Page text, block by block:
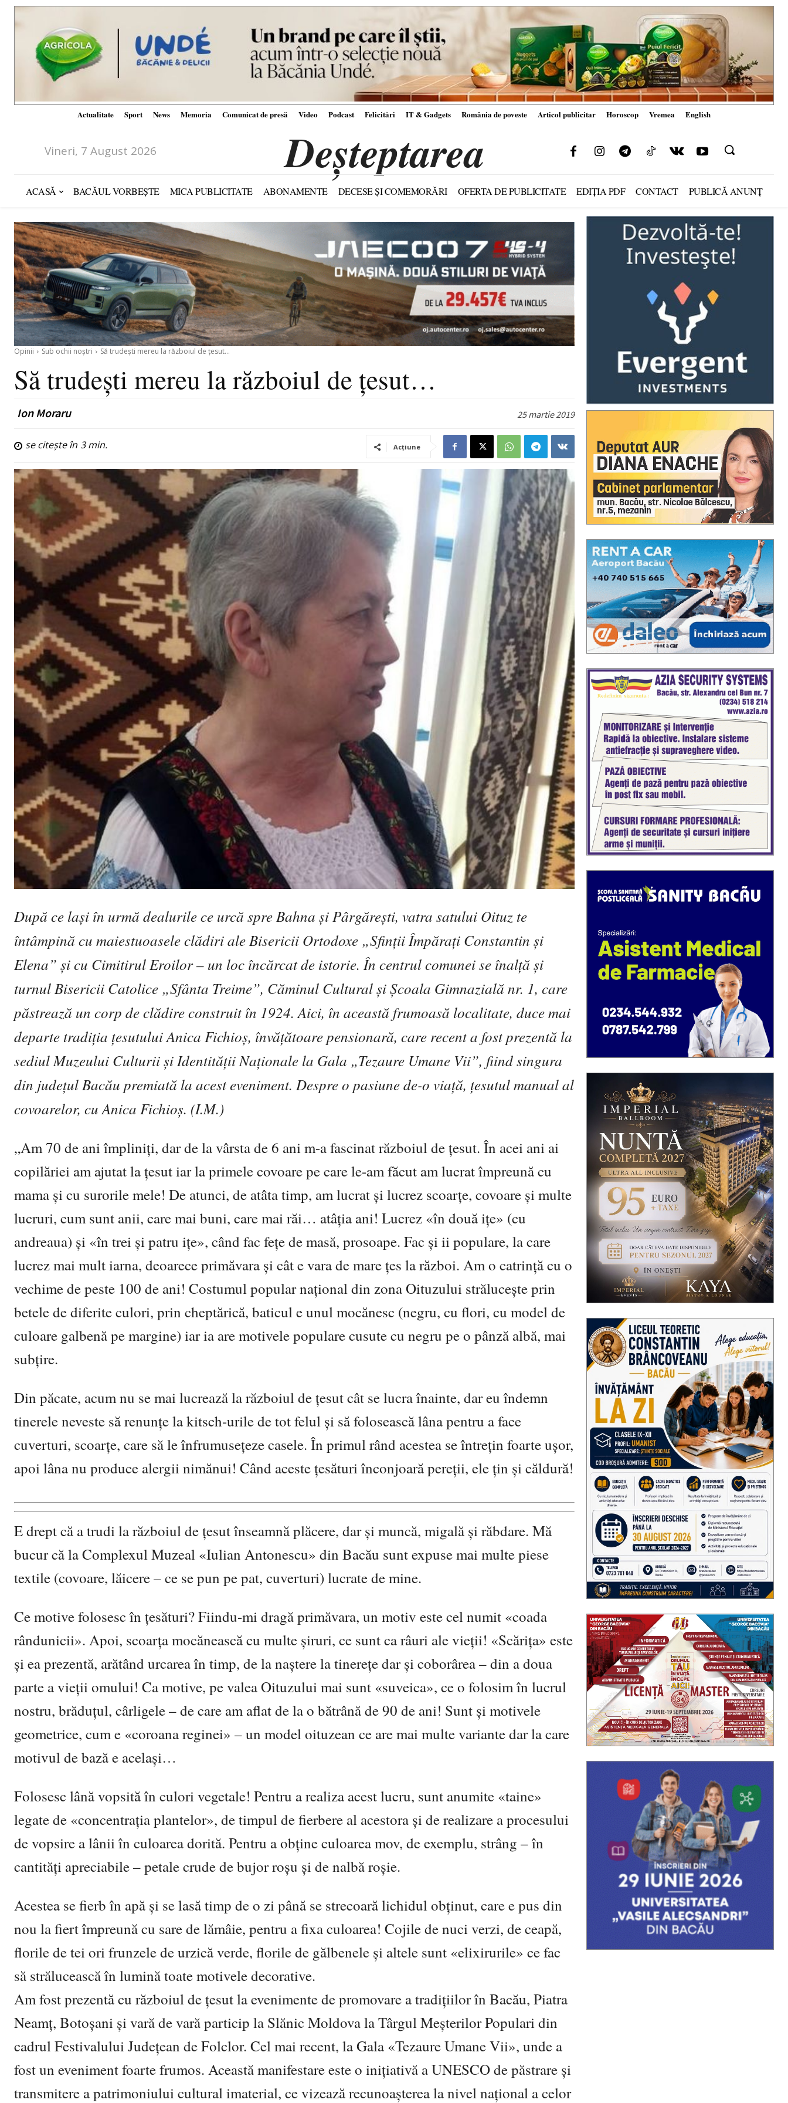
Actualitate Sport News Memoria Comunicat de presă Video Podcast Felicitări IT & Gadgets România de poveste Articol publicitar Horoscop Vremea English
Vineri, 7 August 2026 Deșteptarea
ACASĂ BACĂUL VORBEȘTE MICA PUBLICITATE ABONAMENTE DECESE ȘI COMEMORĂRI OFERTA DE PUBLICITATE EDIȚIA PDF CONTACT PUBLICĂ ANUNȚ
Opinii Sub ochii noștri Să trudești mereu la războiul de țesut…
Să trudești mereu la războiul de țesut…
Ion Moraru 25 martie 2019
se citește în 3min. Acțiune
După ce lași în urmă dealurile ce urcă spre Bahna și Pârgărești, vatra satului Oituz te
întâmpină cu maiestuoasele clădiri ale Bisericii Ortodoxe „Sfinții Împărați Constantin și
Elena” și cu Cimitirul Eroilor – un loc încărcat de istorie. În centrul comunei se înalță și
turnul Bisericii Catolice „Sfânta Treime”, Căminul Cultural și Școala Gimnazială nr. 1, care
păstrează un corp de clădire construit în 1924. Aici, în această frumoasă localitate, duce mai
departe tradiția țesutului Anica Fichioș, învățătoare pensionară, care recent a fost prezentă la
sediul Muzeului Culturii și Identității Naționale la Gala „Tezaure Umane Vii”, fiind singura
din județul Bacău premiată la acest eveniment. Despre o pasiune de-o viață, țesutul manual al
covoarelor, cu Anica Fichioș. (I.M.)
„Am 70 de ani împliniți, dar de la vârsta de 6 ani m-a fascinat războiul de țesut. În acei ani ai
copilăriei am ajutat la țesut iar la primele covoare pe care le-am făcut am lucrat împreună cu
mama și cu surorile mele! De atunci, de atâta timp, am lucrat și lucrez scoarțe, covoare și multe
lucruri, cum sunt anii, care mai buni, care mai răi… atâția ani! Lucrez «în două ițe» (cu
andreaua) și «în trei și patru ițe», când fac fețe de masă, prosoape. Fac și ii populare, la care
lucrez mai mult iarna, deoarece primăvara și cât e vara de mare țes la război. Am o catrință cu o
vechime de peste 100 de ani! Costumul popular național din zona Oituzului strălucește prin
betele de diferite culori, prin cheptărică, baticul e unul mocănesc (negru, cu flori, cu model de
culoare galbenă pe margine) iar ia are motivele populare cusute cu negru pe o pânză albă, mai
subțire.
Din păcate, acum nu se mai lucrează la războiul de țesut cât se lucra înainte, dar eu îndemn
tinerele neveste să renunțe la kitsch-urile de tot felul și să folosească lâna pentru a face
cuverturi, scoarțe, care să le înfrumusețeze casele. În primul rând acestea se întrețin foarte ușor,
apoi lâna nu produce alergii nimănui! Când aceste țesături înconjoară pereții, ele țin și căldură!
E drept că a trudi la războiul de țesut înseamnă plăcere, dar și muncă, migală și răbdare. Mă
bucur că la Complexul Muzeal «Iulian Antonescu» din Bacău sunt expuse mai multe piese
textile (covoare, lăicere – ce se pun pe pat, cuverturi) lucrate de mine.
Ce motive folosesc în țesături? Fiindu-mi dragă primăvara, un motiv este cel numit «coada
rândunicii». Apoi, scoarța mocănească cu multe șiruri, ce sunt ca râuri ale vieții! «Scărița» este
și ea prezentă, arătând urcarea în timp, de la naștere la tinerețe dar și coborârea – din a doua
parte a vieții omului! Ca motive, pe valea Oituzului mai sunt «suveica», ce o folosim în lucrul
nostru, brăduțul, cârligele – de care am aflat de la o bătrână de 90 de ani! Sunt și motivele
geometrice, cum e «coroana reginei» – un model oituzean ce are mai multe variante dar la care
motivul de bază e același…
Folosesc lână vopsită în culori vegetale! Pentru a realiza acest lucru, sunt anumite «taine»
legate de «concentrația plantelor», de timpul de fierbere al acestora și de realizare a procesului
de vopsire a lânii în culoarea dorită. Pentru a obține culoarea mov, de exemplu, strâng – în
cantități apreciabile – petale crude de bujor roșu și de nalbă roșie.
Acestea se fierb în apă și se lasă timp de o zi până se strecoară lichidul obținut, care e pus din
nou la fiert împreună cu sare de lămâie, pentru a fixa culoarea! Cojile de nuci verzi, de ceapă,
florile de tei ori frunzele de urzică verde, florile de gălbenele și altele sunt «elixirurile» ce fac
să strălucească în lumină toate motivele decorative.
Am fost prezentă cu războiul de țesut la evenimente de promovare a tradițiilor în Bacău, Piatra
Neamț, Botoșani și vară de vară particip la Slănic Moldova la Târgul Meșterilor Populari din
cadrul Festivalului Județean de Folclor. Cel mai recent, la Gala «Tezaure Umane Vii», unde a
fost un eveniment foarte frumos. Această manifestare este o inițiativă a UNESCO de păstrare și
transmitere a patrimoniului cultural imaterial, ce vizează recunoașterea la nivel național a celor